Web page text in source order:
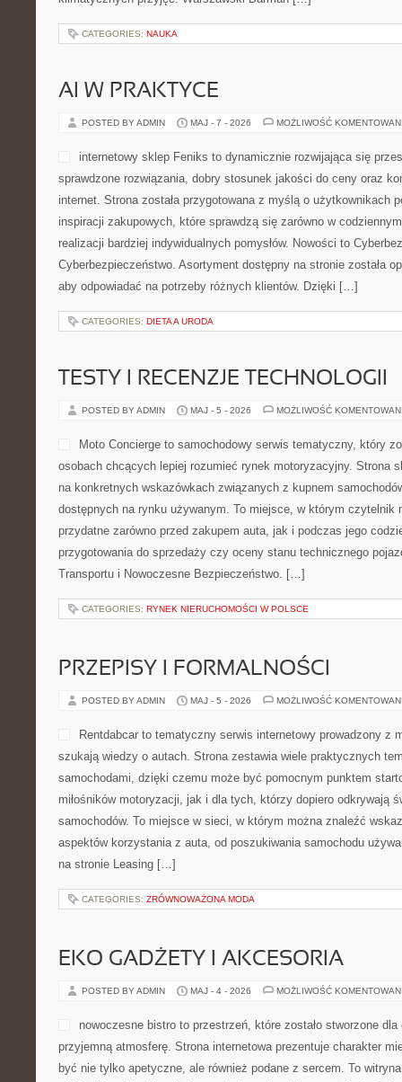
CATEGORIES: NAUKA
AI W PRAKTYCE
POSTED BY ADMIN MAJ - 7 - 2026 MOŻLIWOŚĆ
internetowy sklep Feniks to dynamicznie rozwijająca się
sprawdzone rozwiązania, dobry stosunek jakości do ceny oraz
internet. Strona została przygotowana z myślą o użytkownikach
inspiracji zakupowych, które sprawdzą się zarówno w
realizacji bardziej indywidualnych pomysłów. Nowości to
Cyberbezpieczeństwo. Asortyment dostępny na stronie została
aby odpowiadać na potrzeby różnych klientów. Dzięki […]
CATEGORIES: DIETA A URODA
TESTY I RECENZJE TECHNOLOGII
POSTED BY ADMIN MAJ - 5 - 2026 MOŻLIWOŚĆ
Moto Concierge to samochodowy serwis tematyczny, który
osobach chcących lepiej rozumieć rynek motoryzacyjny. Strona
na konkretnych wskazówkach związanych z kupnem
dostępnych na rynku używanym. To miejsce, w którym czytelnik
przydatne zarówno przed zakupem auta, jak i podczas jego
przygotowania do sprzedaży czy oceny stanu technicznego
Transportu i Nowoczesne Bezpieczeństwo. […]
CATEGORIES: RYNEK NIERUCHOMOŚCI W POLSCE
PRZEPISY I FORMALNOŚCI
POSTED BY ADMIN MAJ - 5 - 2026 MOŻLIWOŚĆ
Rentdabcar to tematyczny serwis internetowy prowadzony z
szukają wiedzy o autach. Strona zestawia wiele praktycznych
samochodami, dzięki czemu może być pomocnym punktem
miłośników motoryzacji, jak i dla tych, którzy dopiero odkrywają
samochodów. To miejsce w sieci, w którym można znaleźć
aspektów korzystania z auta, od poszukiwania samochodu
na stronie Leasing […]
CATEGORIES: ZRÓWNOWAŻONA MODA
EKO GADŻETY I AKCESORIA
POSTED BY ADMIN MAJ - 4 - 2026 MOŻLIWOŚĆ
nowoczesne bistro to przestrzeń, które zostało stworzone
przyjemną atmosferę. Strona internetowa prezentuje charakter
być nie tylko apetyczne, ale również podane z sercem. To